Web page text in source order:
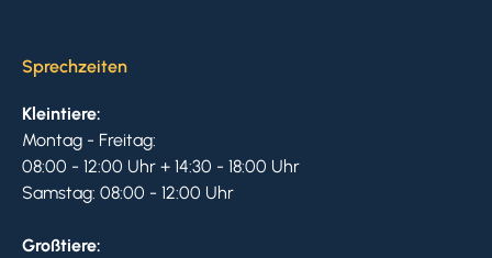
Sprechzeiten
Kleintiere:
Montag - Freitag:
08:00 - 12:00 Uhr + 14:30 - 18:00 Uhr
Samstag: 08:00 - 12:00 Uhr
Großtiere: